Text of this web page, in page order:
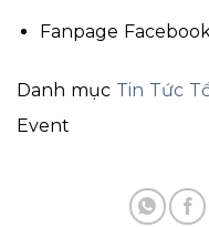
Fanpage
Danh mục Tin Tức
Event